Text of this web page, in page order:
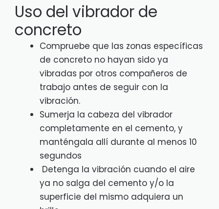
Uso del vibrador de
concreto
Compruebe que las zonas específicas
de concreto no hayan sido ya
vibradas por otros compañeros de
trabajo antes de seguir con la
vibración.
Sumerja la cabeza del vibrador
completamente en el cemento, y
manténgala allí durante al menos 10
segundos
Detenga la vibración cuando el aire
ya no salga del cemento y/o la
superficie del mismo adquiera un